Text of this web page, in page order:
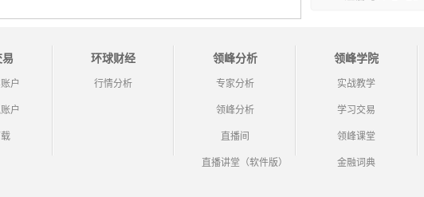
户
户
环球财经
行情分析
领峰分析
专家分析
领峰分析
直播间
直播讲堂（软件版）
领峰学院
实战教学
学习交易
领峰课堂
金融词典